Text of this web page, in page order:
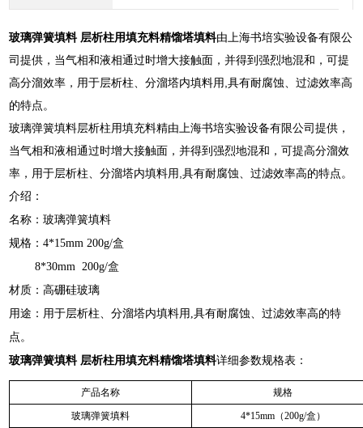
玻璃弹簧填料 层析柱用填充料精馏塔填料由上海书培实验设备有限公
司提供，当气相和液相通过时增大接触面，并得到强烈地混和，可提
高分溜效率，用于层析柱、分溜塔内填料用,具有耐腐蚀、过滤效率高
的特点。
玻璃弹簧填料层析柱用填充料精由上海书培实验设备有限公司提供，
当气相和液相通过时增大接触面，并得到强烈地混和，可提高分溜效
率，用于层析柱、分溜塔内填料用,具有耐腐蚀、过滤效率高的特点。
介绍：
名称：玻璃弹簧填料
规格：4*15mm 200g/盒
8*30mm 200g/盒
材质：高硼硅玻璃
用途：用于层析柱、分溜塔内填料用,具有耐腐蚀、过滤效率高的特
点。
玻璃弹簧填料 层析柱用填充料精馏塔填料详细参数规格表：
产品名称 规格
玻璃弹簧填料 4*15mm（200g/盒）